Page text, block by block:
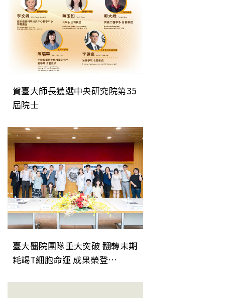
賀臺大師長獲選中央研究院第35
屆院士
臺大醫院團隊重大突破 翻轉末期
耗竭T細胞命運 成果榮登